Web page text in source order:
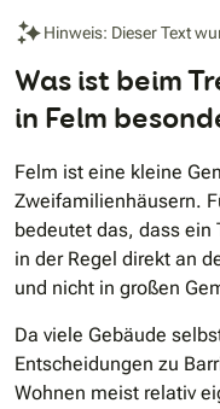
Hinweis: Dieser Text
Was ist beim
in Felm
Felm ist eine kleine
Zweifamilienhäusern.
bedeutet das, dass
in der Regel direkt an
und nicht in großen
Da viele Gebäude
Entscheidungen zu
Wohnen meist relativ